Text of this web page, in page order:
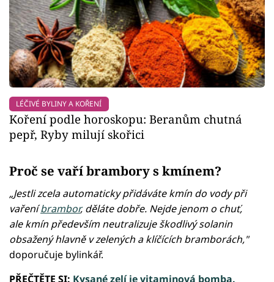
LÉČIVÉ BYLINY A KOŘENÍ
Koření podle horoskopu: Beranům chutná
pepř, Ryby milují skořici
Proč se vaří brambory s kmínem?
„Jestli zcela automaticky přidáváte kmín do vody při
vařeníbrambor, děláte dobře. Nejde jenom o chuť,
ale kmín především neutralizuje škodlivý solanin
obsažený hlavně v zelených a klíčících bramborách,"
doporučuje bylinkář.
PŘEČTĚTE SI: Kysané zelí je vitaminová bomba.